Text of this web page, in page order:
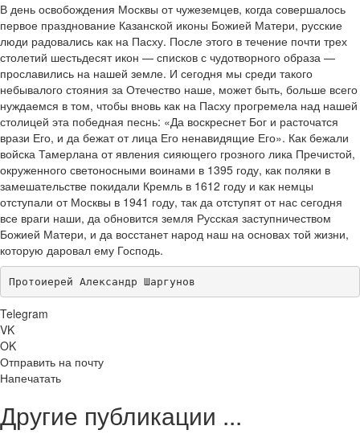
В день освобождения Москвы от чужеземцев, когда совершалось
первое празднование Казанской иконы Божией Матери, русские
люди радовались как на Пасху. После этого в течение почти трех
столетий шестьдесят икон — списков с чудотворного образа —
прославились на нашей земле. И сегодня мы среди такого
небывалого стояния за Отечество наше, может быть, больше всего
нуждаемся в том, чтобы вновь как на Пасху прогремела над нашей
столицей эта победная песнь: «Да воскреснет Бог и расточатся
врази Его, и да бежат от лица Его ненавидящие Его». Как бежали
войска Тамерлана от явления сияющего грозного лика Пречистой,
окруженного светоносными воинами в 1395 году, как поляки в
замешательстве покидали Кремль в 1612 году и как немцы
отступали от Москвы в 1941 году, так да отступят от нас сегодня
все враги наши, да обновится земля Русская заступничеством
Божией Матери, и да восстанет народ наш на основах той жизни,
которую даровал ему Господь.
Протоиерей Александр Шаргунов
Telegram
VK
OK
Отправить на почту
Напечатать
Другие публикации ...